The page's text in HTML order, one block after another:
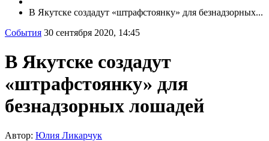
В Якутске создадут «штрафстоянку» для безнадзорных...
События 30 сентября 2020, 14:45
В Якутске создадут
«штрафстоянку» для
безнадзорных лошадей
Автор: Юлия Ликарчук